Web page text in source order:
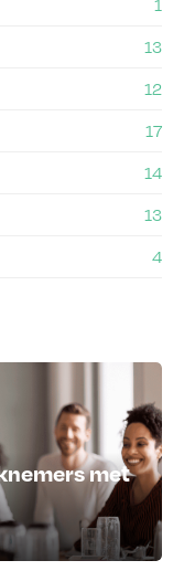
1
13
12
17
14
13
4
met